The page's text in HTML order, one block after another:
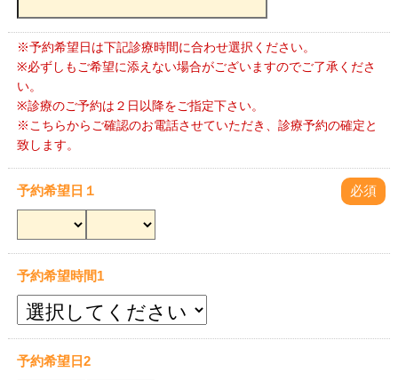
※予約希望日は下記診療時間に合わせ選択ください。
※必ずしもご希望に添えない場合がございますのでご了承くださ
い。
※診療のご予約は２日以降をご指定下さい。
※こちらからご確認のお電話させていただき、診療予約の確定と
致します。
予約希望日１ 必須
予約希望時間1
予約希望日2